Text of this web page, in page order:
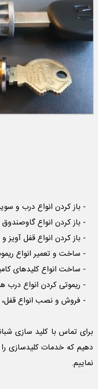
- باز کردن انواع درب و
- باز کردن انواع گاوصندوق
- باز کردن انواع قفل آویز و
- ساخت و تعمیر انواع
- ساخت انواع کلیدهای
- ریموتی کردن انواع درب
- فروش و نصب انواع
برای تماس با کلید سازی
دهیم که خدمات کلیدسازی
نماییم.